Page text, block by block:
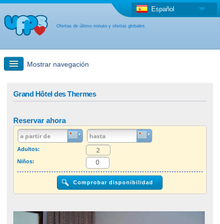
Ofertas de último minuto y ofertas globales
Español
Mostrar navegación
Oferta de última hora + Oferta global
otro país
Grand Hôtel des Thermes
Reservar ahora
Adultos:
Niños: